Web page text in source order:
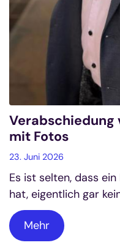
Verabschiedung
mit Fotos
23. Juni 2026
Es ist selten, dass
hat, eigentlich gar
Mehr